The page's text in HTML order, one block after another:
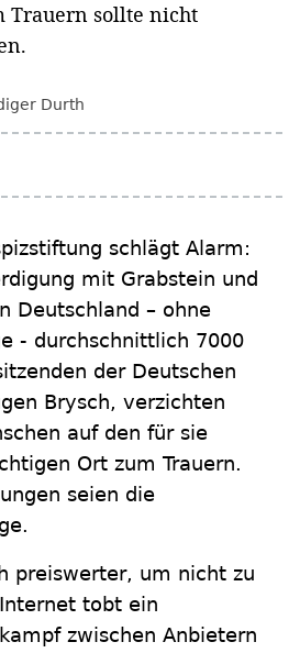
Trauern sollte nicht
Durth
schlägt Alarm:
mit Grabstein und
Deutschland – ohne
- durchschnittlich 7000
der Deutschen
Brysch, verzichten
auf den für sie
Ort zum Trauern.
seien die
preiswerter, um nicht zu
tobt ein
zwischen Anbietern